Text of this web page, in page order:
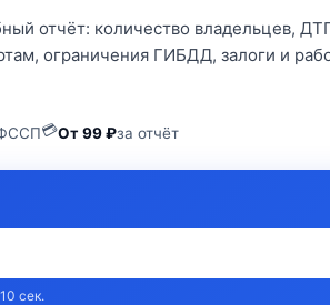
отчёт: количество владельцев,
ограничения ГИБДД, залоги и
💳От 99 ₽за отчёт
сек.